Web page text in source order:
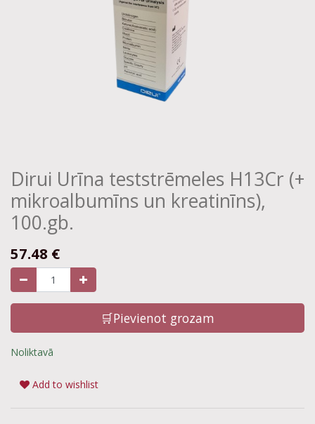
Dirui Urīna teststrēmeles H13Cr (+
mikroalbumīns un kreatinīns),
100.gb.
57.48 €
🛒Pievienot grozam
Noliktavā
Add to wishlist